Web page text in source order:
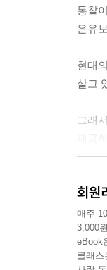
많은
인간
구하
부처
정신
통찰
은유
현대
살고
그래
달리
인간
회원
매주
3,000
eBook
클래